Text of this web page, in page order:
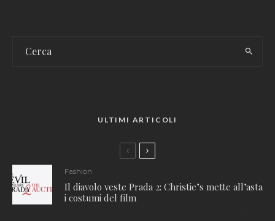
ULTIMI ARTICOLI
Fashion
Il diavolo veste Prada 2: Christie’s mette all’asta
i costumi del film